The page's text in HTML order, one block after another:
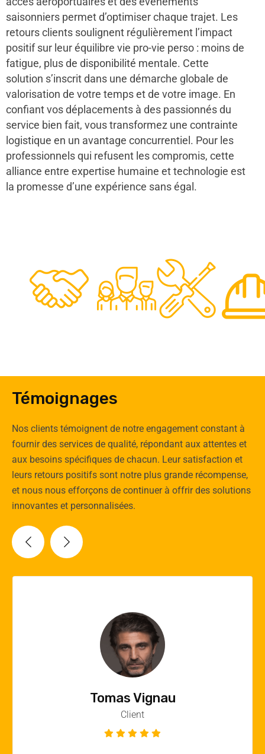
saisonniers permet d’optimiser chaque trajet. Les
retours clients soulignent régulièrement l’impact
positif sur leur équilibre vie pro-vie perso : moins de
fatigue, plus de disponibilité mentale. Cette
solution s’inscrit dans une démarche globale de
valorisation de votre temps et de votre image. En
confiant vos déplacements à des passionnés du
service bien fait, vous transformez une contrainte
logistique en un avantage concurrentiel. Pour les
professionnels qui refusent les compromis, cette
alliance entre expertise humaine et technologie est
la promesse d’une expérience sans égal.
48
0
50
Experts
Témoignages
Nos clients témoignent de notre engagement constant à
fournir des services de qualité, répondant aux attentes et
aux besoins spécifiques de chacun. Leur satisfaction et
leurs retours positifs sont notre plus grande récompense,
et nous nous efforçons de continuer à offrir des solutions
innovantes et personnalisées.
Vincent Quere
Client